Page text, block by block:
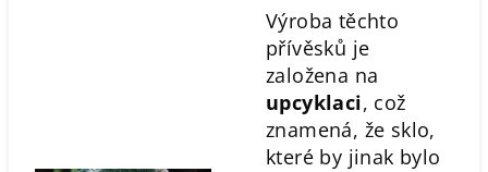
Výroba těchto
přívěsků je
založena na
upcyklaci, což
znamená, že sklo,
které by jinak bylo